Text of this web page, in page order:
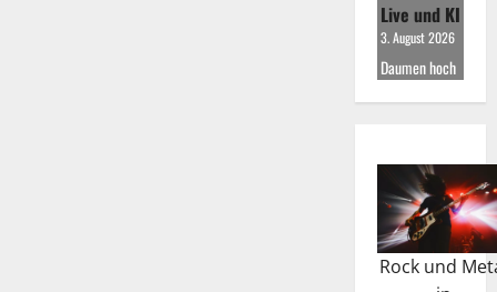
Live und KI
3. August 2026
Daumen hoch
Rock und